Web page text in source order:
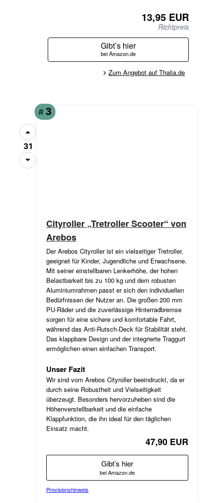
13,95 EUR
Richtpreis
Gibt’s hier
bei Amazon.de
Zum Angebot auf Thalia.de
# 3
31
Cityroller „Tretroller Scooter“ von
Arebos
Der Arebos Cityroller ist ein vielseitiger Tretroller,
geeignet für Kinder, Jugendliche und Erwachsene.
Mit seiner einstellbaren Lenkerhöhe, der hohen
Belastbarkeit bis zu 100 kg und dem robusten
Aluminiumrahmen passt er sich den individuellen
Bedürfnissen der Nutzer an. Die großen 200 mm
PU-Räder und die zuverlässige Hinterradbremse
sorgen für eine sichere und komfortable Fahrt,
während das Anti-Rutsch-Deck für Stabilität steht.
Das klappbare Design und der integrierte Traggurt
ermöglichen einen einfachen Transport.
Unser Fazit
Wir sind vom Arebos Cityroller beeindruckt, da er
durch seine Robustheit und Vielseitigkeit
überzeugt. Besonders hervorzuheben sind die
Höhenverstellbarkeit und die einfache
Klappfunktion, die ihn ideal für den täglichen
Einsatz macht.
47,90 EUR
Gibt’s hier
bei Amazon.de
Provisionshinweis